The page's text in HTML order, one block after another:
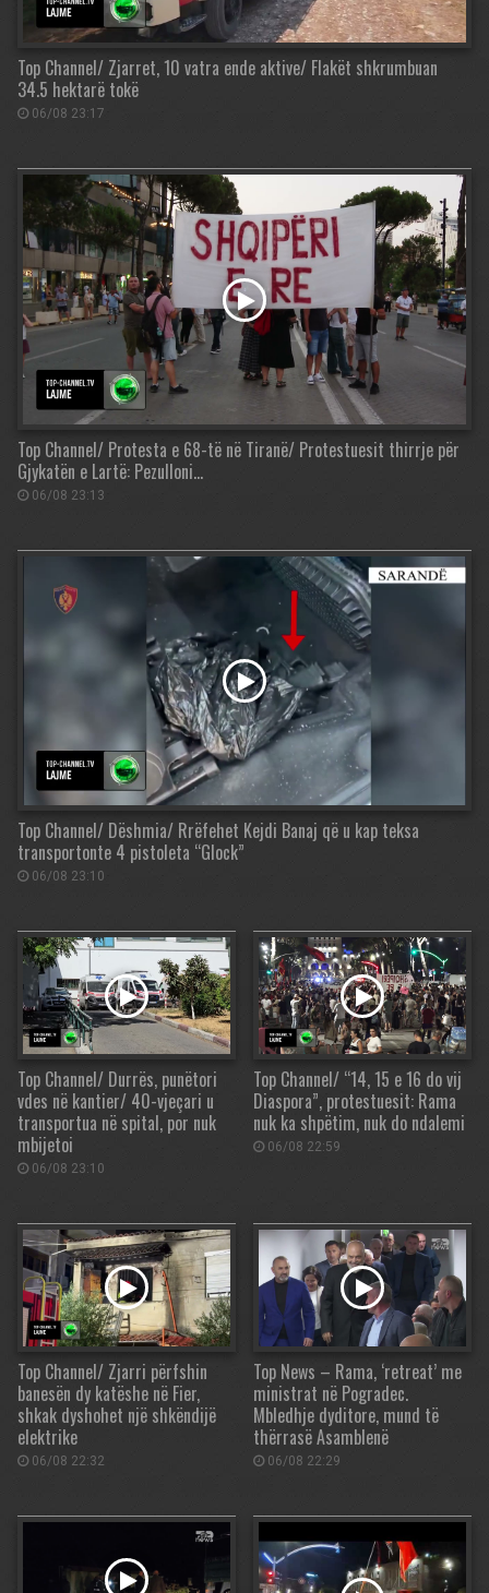
Top Channel/ Zjarret, 10 vatra ende aktive/ Flakët shkrumbuan
34.5 hektarë tokë
06/08 23:17
Top Channel/ Protesta e 68-të në Tiranë/ Protestuesit thirrje për
Gjykatën e Lartë: Pezulloni…
06/08 23:13
Top Channel/ Dëshmia/ Rrëfehet Kejdi Banaj që u kap teksa
transportonte 4 pistoleta “Glock”
06/08 23:10
Top Channel/ Durrës, punëtori
vdes në kantier/ 40-vjeçari u
transportua në spital, por nuk
mbijetoi
06/08 23:10
Top Channel/ “14, 15 e 16 do vij
Diaspora”, protestuesit: Rama
nuk ka shpëtim, nuk do ndalemi
06/08 22:59
Top Channel/ Zjarri përfshin
banesën dy katëshe në Fier,
shkak dyshohet një shkëndijë
elektrike
06/08 22:32
Top News – Rama, ‘retreat’ me
ministrat në Pogradec.
Mbledhje dyditore, mund të
thërrasë Asamblenë
06/08 22:29